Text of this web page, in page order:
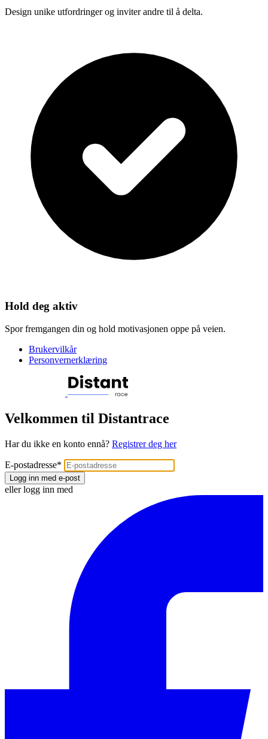
Design unike utfordringer og inviter andre til å delta.
Hold deg aktiv
Spor fremgangen din og hold motivasjonen oppe på veien.
Brukervilkår
Personvernerklæring
Velkommen til Distantrace
Har du ikke en konto ennå? Registrer deg her
E-postadresse*
Logg inn med e-post
eller logg inn med